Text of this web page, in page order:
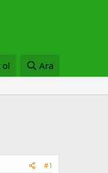
ol Ara
#1